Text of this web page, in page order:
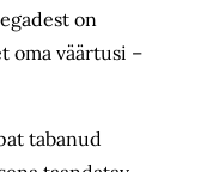
on
oma väärtusi –
tabanud